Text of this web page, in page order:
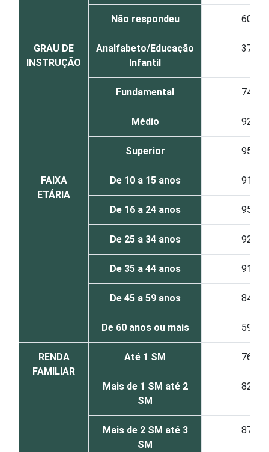
Não respondeu 60
GRAU DE
INSTRUÇÃO
Analfabeto/Educação
Infantil
37
Fundamental 74
Médio 92
Superior 95
FAIXA
ETÁRIA
De 10 a 15 anos 91
De 16 a 24 anos 95
De 25 a 34 anos 92
De 35 a 44 anos 91
De 45 a 59 anos 84
De 60 anos ou mais 59
RENDA
FAMILIAR
Até 1 SM 76
Mais de 1 SM até 2
SM
82
Mais de 2 SM até 3
SM
87